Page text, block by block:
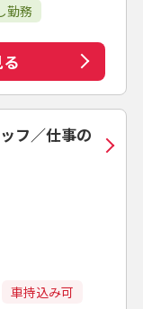
勤務
フ／仕事の
車持込み可